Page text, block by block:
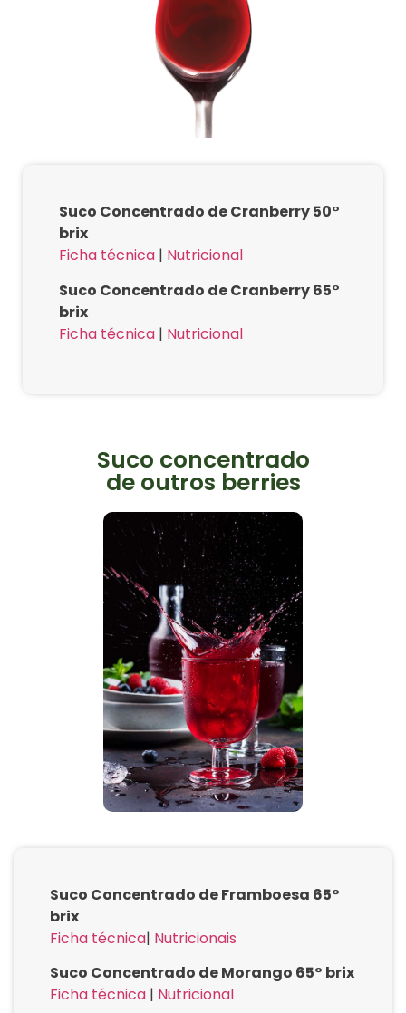
Suco Concentrado de Cranberry 50°
brix
Ficha técnica | Nutricional
Suco Concentrado de Cranberry 65°
brix
Ficha técnica | Nutricional
Suco concentrado
de outros berries
Suco Concentrado de Framboesa 65°
brix
Ficha técnica| Nutricionais
Suco Concentrado de Morango 65° brix
Ficha técnica | Nutricional